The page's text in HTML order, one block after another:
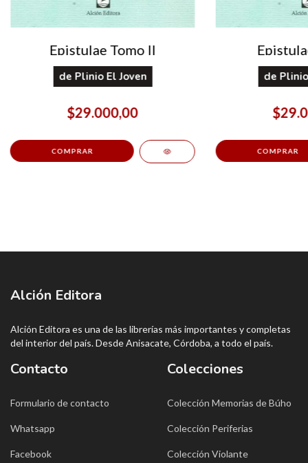
Epistulae Tomo II
de Plinio El Joven
$29.000,00
de
Alción Editora
Alción Editora es una de las librerías más importantes y completas
del interior del país. Desde Anisacate, Córdoba, a todo el país.
Contacto
Formulario de contacto
Whatsapp
Facebook
Colecciones
Colección Memorias de Búho
Colección Periferias
Colección Violante